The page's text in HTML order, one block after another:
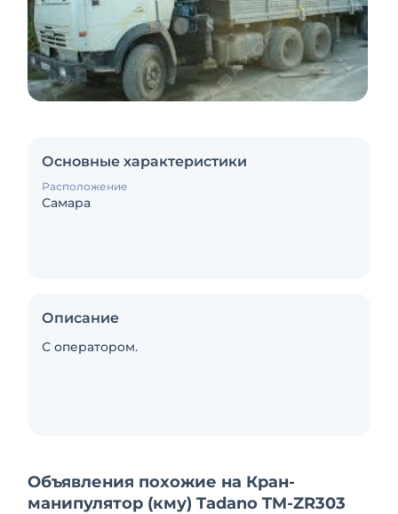
Основные характеристики
Расположение
Самара
Описание
С оператором.
Объявления похожие на Кран-
манипулятор (кму) Tadano TM-ZR303